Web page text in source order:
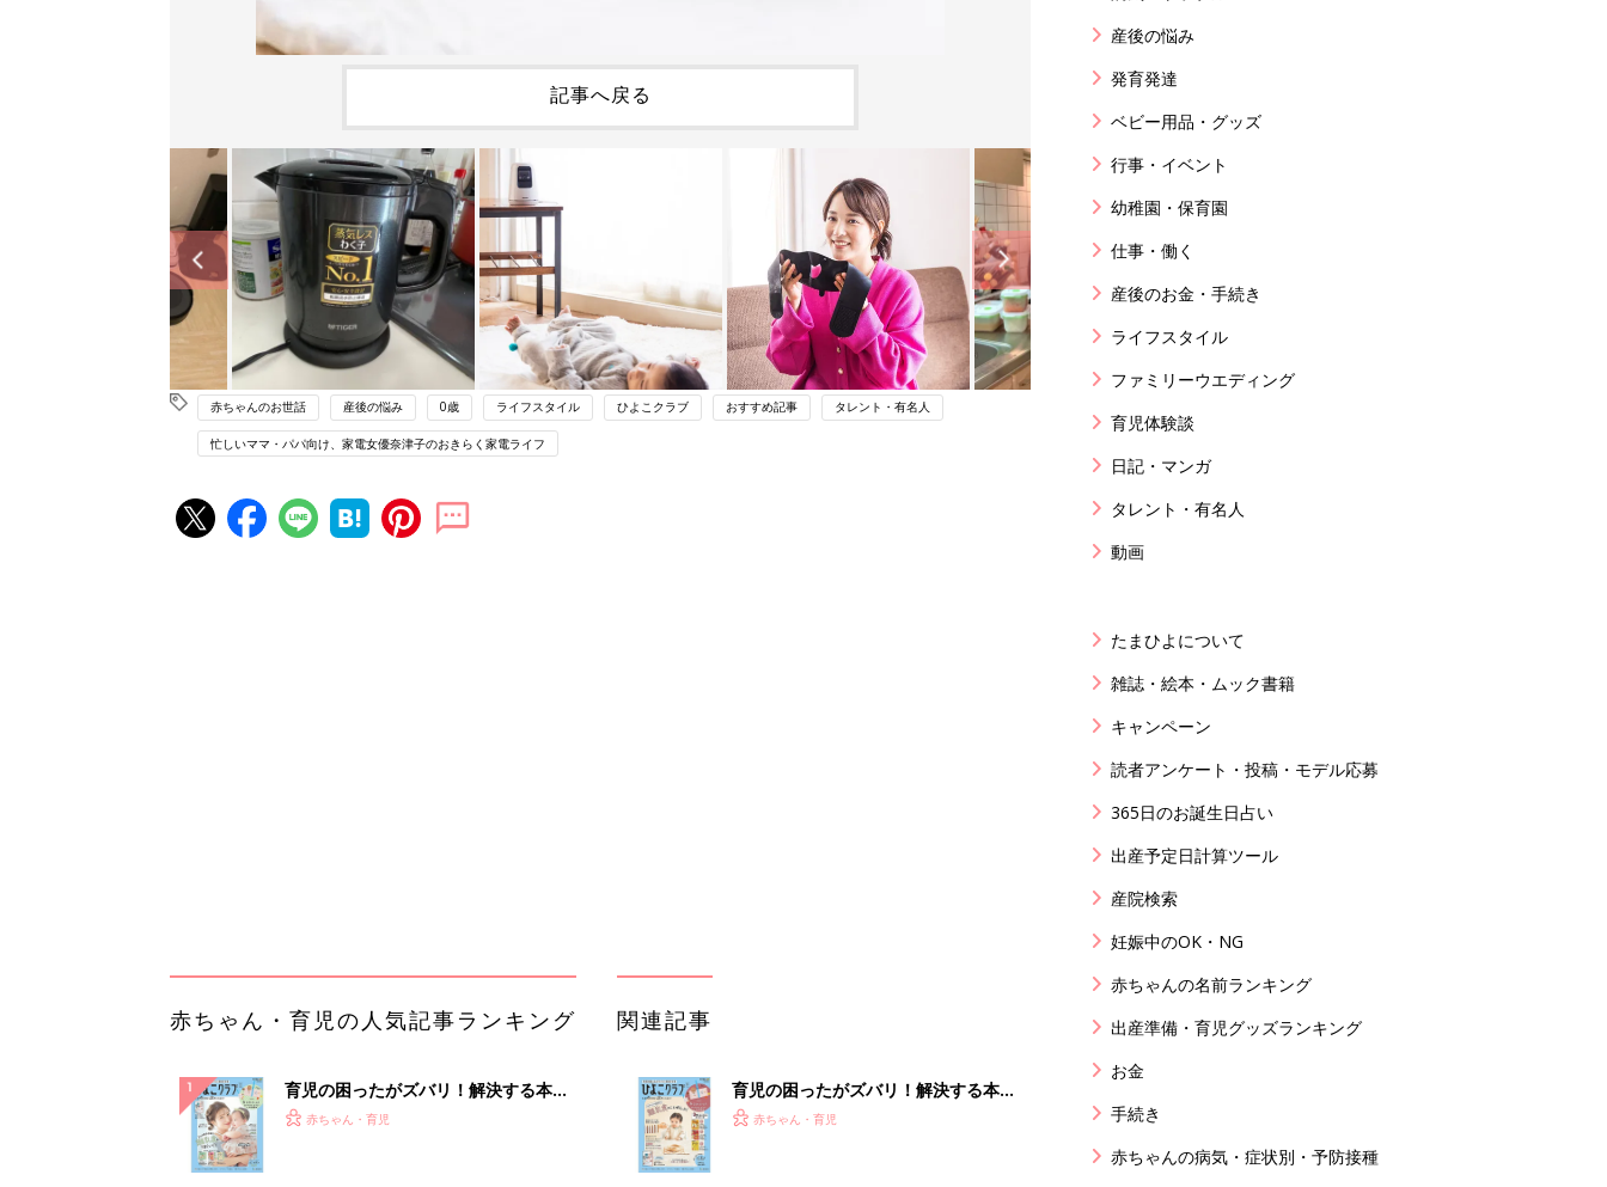
記事へ戻る
赤ちゃんのお世話 産後の悩み 0歳 ライフスタイル ひよこクラブ おすすめ記事 タレント・有名人
忙しいママ・パパ向け、家電女優奈津子のおきらく家電ライフ
るだけで得する事とは
PR（イエウール）
産後の悩み
発育発達
ベビー用品・グッズ
行事・イベント
幼稚園・保育園
仕事・働く
産後のお金・手続き
ライフスタイル
ファミリーウエディング
育児体験談
日記・マンガ
タレント・有名人
動画
たまひよについて
雑誌・絵本・ムック書籍
キャンペーン
読者アンケート・投稿・モデル応募
365日のお誕生日占い
出産予定日計算ツール
産院検索
妊娠中のOK・NG
赤ちゃんの名前ランキング
出産準備・育児グッズランキング
お金
手続き
赤ちゃんの病気・症状別・予防接種